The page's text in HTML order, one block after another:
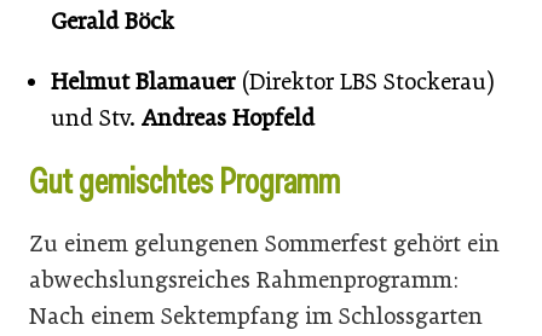
Gerald Böck
Helmut Blamauer(Direktor LBS Stockerau)
und Stv. Andreas Hopfeld
Gut gemischtes Programm
Zu einem gelungenen Sommerfest gehört ein
abwechslungsreiches Rahmenprogramm:
Nach einem Sektempfang im Schlossgarten